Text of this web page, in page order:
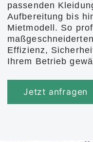
passenden
Aufbereitung bis
Mietmodell. So
Effizienz,
Ihrem Betrieb
Jetzt anfragen